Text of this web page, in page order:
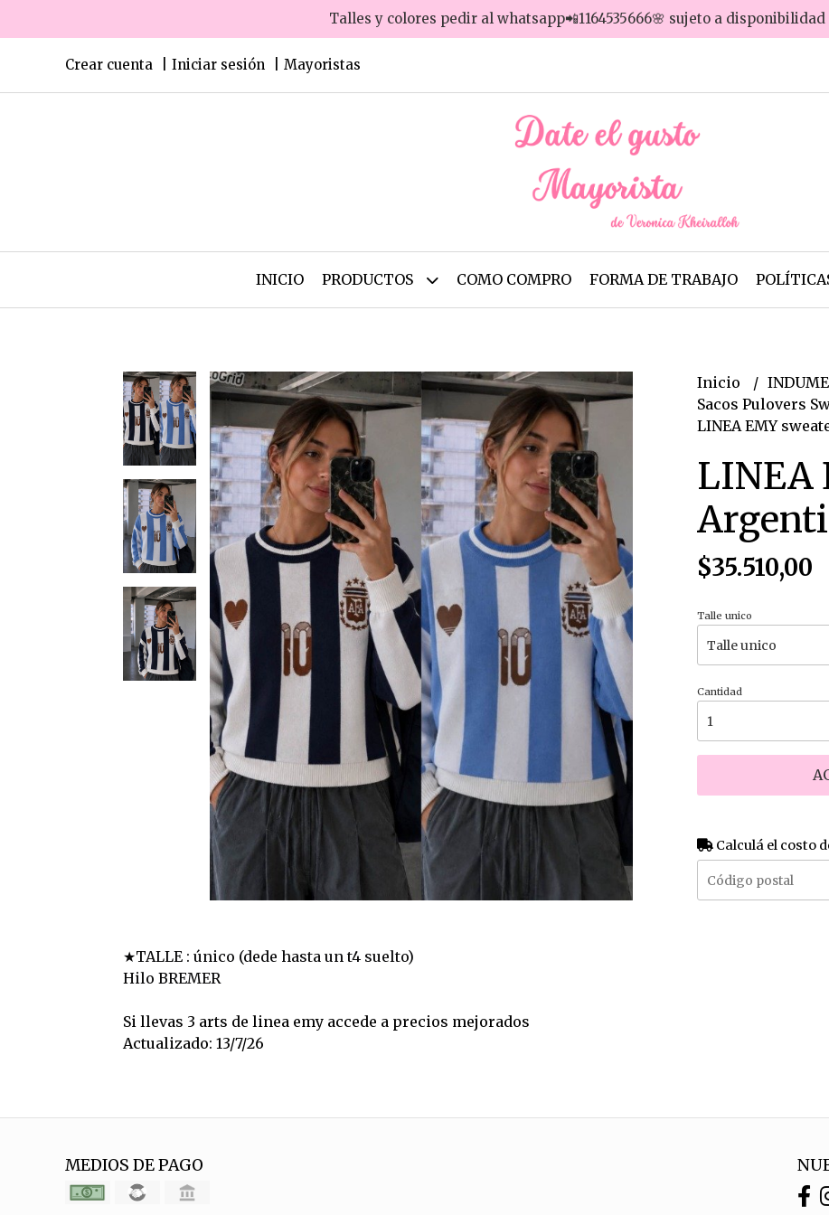
Talles y colores pedir al whatsapp📲1164535666🌸 sujeto a
Crear cuenta Iniciar sesión Mayoristas
INICIO PRODUCTOS COMO COMPRO FORMA DE TRABAJO
★TALLE : único (dede hasta un t4 suelto)
Hilo BREMER
Si llevas 3 arts de linea emy accede a precios mejorados
Actualizado: 13/7/26
Inicio
Sacos Pulovers
LINEA EMY
LINEA
$35.510,00
Talle unico
Cantidad
Calculá el costo
MEDIOS DE PAGO